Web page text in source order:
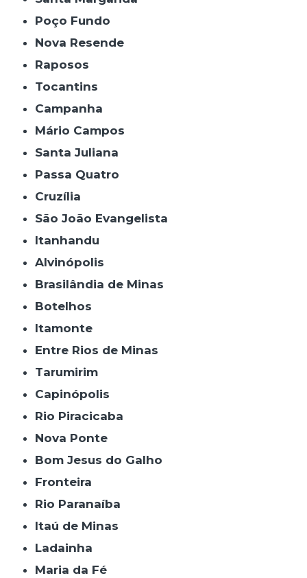
Poço Fundo
Nova Resende
Raposos
Tocantins
Campanha
Mário Campos
Santa Juliana
Passa Quatro
Cruzília
São João Evangelista
Itanhandu
Alvinópolis
Brasilândia de Minas
Botelhos
Itamonte
Entre Rios de Minas
Tarumirim
Capinópolis
Rio Piracicaba
Nova Ponte
Bom Jesus do Galho
Fronteira
Rio Paranaíba
Itaú de Minas
Ladainha
Maria da Fé